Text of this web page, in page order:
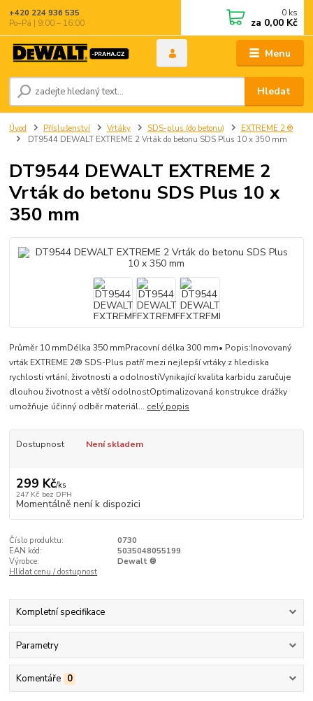
Menu
Hledat
+420 224 936 535
Po–Pá | 9:00 – 16:00
0 ks
za 0,00 Kč
Úvod Příslušenství Vrtáky SDS-plus (do betonu)
EXTREME 2 ®
DT9544 DEWALT EXTREME 2 Vrták do betonu SDS Plus 10 x 350 mm
DT9544 DEWALT EXTREME 2
Vrták do betonu SDS Plus 10 x
350 mm
Průměr 10 mmDélka 350 mmPracovní délka 300 mm• Popis:Inovovaný
vrták EXTREME 2® SDS-Plus patří mezi nejlepší vrtáky z hlediska
rychlosti vrtání, životnosti a odolnostiVynikající kvalita karbidu zaručuje
dlouhou životnost a větší odolnostOptimalizovaná konstrukce drážky
umožňuje účinný odběr materiál... celý popis
Dostupnost Není skladem
299 Kč/ks
247 Kč bez DPH
Momentálně není k dispozici
Číslo produktu:
0730
EAN kód:
5035048055199
Výrobce:
Dewalt ®
Hlídat cenu / dostupnost
Kompletní specifikace
Parametry
Komentáře 0